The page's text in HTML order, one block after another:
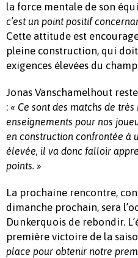
la force mentale de son
c’est un point positif
Cette attitude est
pleine construction, qui
exigences élevées du
Jonas Vanschamelhout
: « Ce sont des matchs de
enseignements pour nos
en construction confrontée à
élevée, il va donc falloir
points. »
La prochaine rencontre,
dimanche prochain, sera
Dunkerquois de rebondir.
première victoire de la
place pour obtenir notre